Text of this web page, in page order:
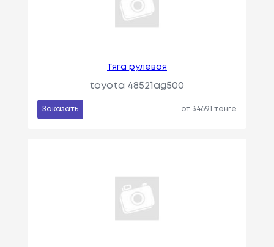
Тяга рулевая
toyota 48521ag500
Заказать от 34691 тенге